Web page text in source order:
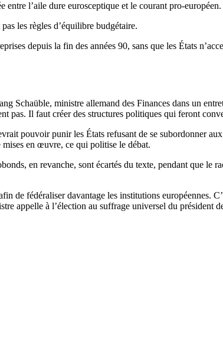
l’aile dure eurosceptique et le courant pro-européen.
les règles d’équilibre budgétaire.
depuis la fin des années 90, sans que les États
Schaüble, ministre allemand des Finances dans un
pas. Il faut créer des structures politiques qui feront
pouvoir punir les États refusant de se subordonner
mises en œuvre, ce qui politise le débat.
en revanche, sont écartés du texte, pendant que le
de fédéraliser davantage les institutions européennes.
appelle à l’élection au suffrage universel du président